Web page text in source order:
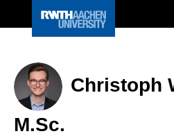
Christoph
M.Sc.